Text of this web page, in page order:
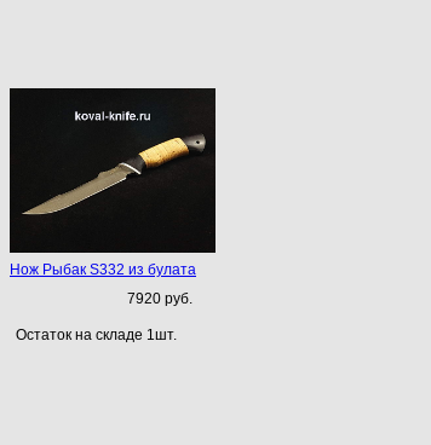
Нож Рыбак S332 из булата
7920 руб.
Остаток на складе 1шт.